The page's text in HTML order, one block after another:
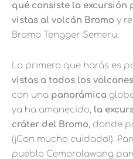
qué consiste la excursión
vistas al volcán Bromo y
Bromo Tengger Semeru.
Lo primero que harás es
vistas a todos los
con una panorámica
ya ha amanecido, la
cráter del Bromo, donde
(¡Con mucho cuidado!).
pueblo Cemorolawang